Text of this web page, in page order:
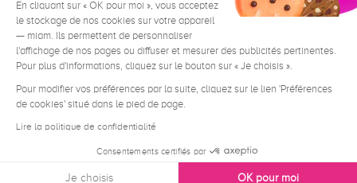
BESOIN D'AIDE ? FR
Conditions générales de vente
Mentions Légales
Contact
Données personnelles
En cliquant sur « OK pour moi », vous acceptez
le stockage de nos cookies sur votre appareil
— miam. Ils permettent de personnaliser
l'affichage de nos pages ou diffuser et mesurer des publicités pertinentes.
Pour plus d'informations, cliquez sur le bouton sur « Je choisis ».
Pour modifier vos préférences par la suite, cliquez sur le lien 'Préférences
de cookies' situé dans le pied de page.
Lire la politique de confidentialité
Consentements certifiés par
Je choisis OK pour moi